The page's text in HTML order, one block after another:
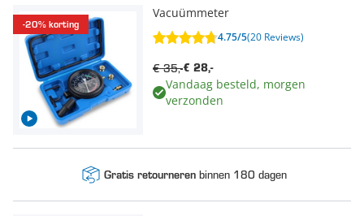
-20% korting
Vacuümmeter
4.75/5(20 Reviews)
€ 28,-
€ 35,-
Vandaag besteld, morgen
verzonden
Gratis retournerenbinnen 180 dagen